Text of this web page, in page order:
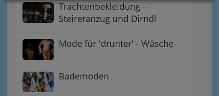
Trachtenbekleidung -
Steireranzug und Dirndl
Mode für 'drunter' - Wäsche
Bademoden